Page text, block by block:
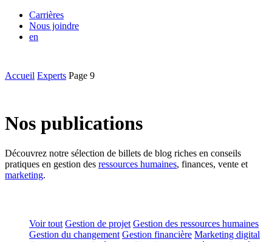
Carrières
Nous joindre
en
Accueil Experts Page 9
Nos publications
Découvrez notre sélection de billets de blog riches en conseils
pratiques en gestion des ressources humaines, finances, vente et
marketing.
Voir tout Gestion de projet Gestion des ressources humaines
Gestion du changement Gestion financière Marketing digital